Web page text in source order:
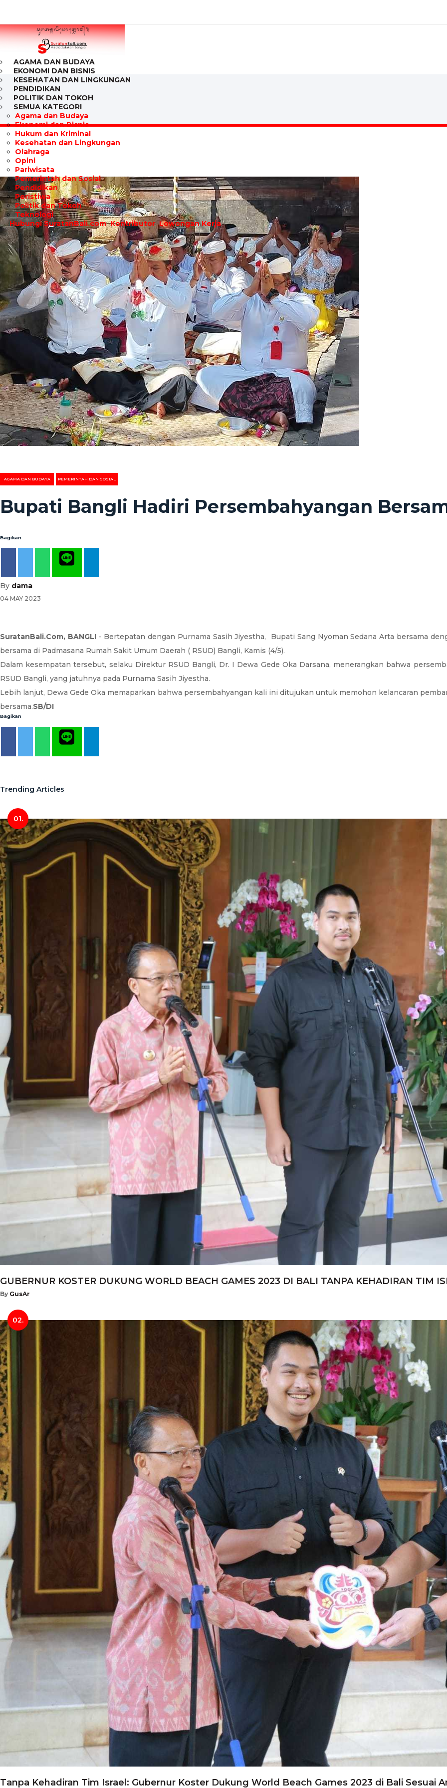
AGAMA DAN BUDAYA
EKONOMI DAN BISNIS
KESEHATAN DAN LINGKUNGAN
PENDIDIKAN
POLITIK DAN TOKOH
SEMUA KATEGORI
Agama dan Budaya
Ekonomi dan Bisnis
Hukum dan Kriminal
Kesehatan dan Lingkungan
Olahraga
Opini
Pariwisata
Pemerintah dan Sosial
Pendidikan
Peristiwa
Politik dan Tokoh
Teknologi
Hubungi SuratanBali.com Kontributor Lowongan Kerja
AGAMA DAN BUDAYA PEMERINTAH DAN SOSIAL
Bupati Bangli Hadiri Persembahyangan
Bagikan
By dama
04 MAY 2023
SuratanBali.Com, BANGLI- Bertepatan dengan Purnama Sasih Jiyestha, Bupati Sang Nyoman Sedana Arta bersama
bersama di Padmasana Rumah Sakit Umum Daerah ( RSUD) Bangli, Kamis (4/5).
Dalam kesempatan tersebut, selaku Direktur RSUD Bangli, Dr. I Dewa Gede Oka Darsana, menerangkan bahwa
RSUD Bangli, yang jatuhnya pada Purnama Sasih Jiyestha.
Lebih lanjut, Dewa Gede Oka memaparkan bahwa persembahyangan kali ini ditujukan untuk memohon kelancaran
bersama.SB/DI
Bagikan
Trending Articles
01.
GUBERNUR KOSTER DUKUNG WORLD BEACH GAMES 2023 DI BALI TANPA KEHADIRAN TIM
By GusAr
02.
Tanpa Kehadiran Tim Israel: Gubernur Koster Dukung World Beach Games 2023 di Bali Sesuai